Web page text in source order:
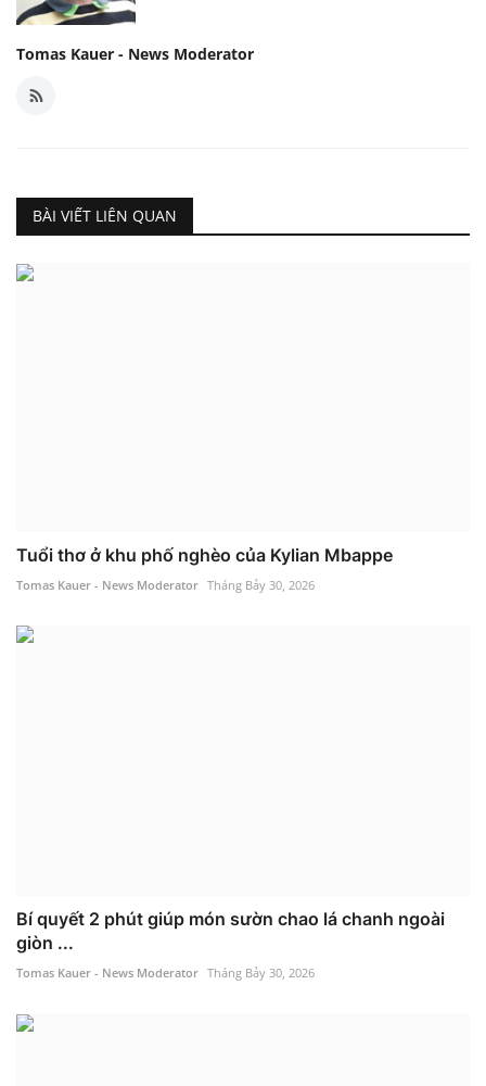
Tomas Kauer - News Moderator
BÀI VIẾT LIÊN QUAN
Tuổi thơ ở khu phố nghèo của Kylian Mbappe
Tomas Kauer - News Moderator Tháng Bảy 30, 2026
Bí quyết 2 phút giúp món sườn chao lá chanh ngoài
giòn ...
Tomas Kauer - News Moderator Tháng Bảy 30, 2026